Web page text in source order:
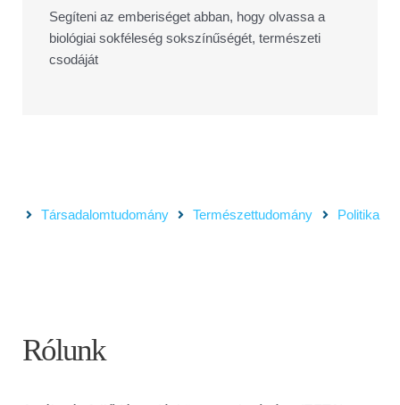
Segíteni az emberiséget abban, hogy olvassa a
biológiai sokféleség sokszínűségét, természeti
csodáját
Társadalomtudomány Természettudomány Politika
Rólunk